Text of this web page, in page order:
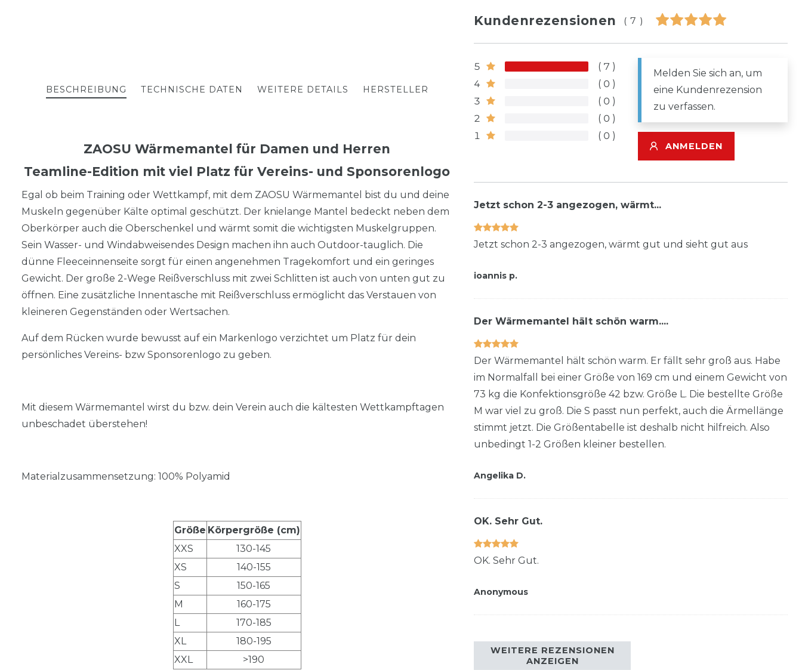
BESCHREIBUNG TECHNISCHE DATEN WEITERE DETAILS HERSTELLER
ZAOSU Wärmemantel für Damen und Herren
Teamline-Edition mit viel Platz für Vereins- und Sponsorenlogo
Egal ob beim Training oder Wettkampf, mit dem ZAOSU Wärmemantel bist du und deine
Muskeln gegenüber Kälte optimal geschützt. Der knielange Mantel bedeckt neben dem
Oberkörper auch die Oberschenkel und wärmt somit die wichtigsten Muskelgruppen.
Sein Wasser- und Windabweisendes Design machen ihn auch Outdoor-tauglich. Die
dünne Fleeceinnenseite sorgt für einen angenehmen Tragekomfort und ein geringes
Gewicht. Der große 2-Wege Reißverschluss mit zwei Schlitten ist auch von unten gut zu
öffnen. Eine zusätzliche Innentasche mit Reißverschluss ermöglicht das Verstauen von
kleineren Gegenständen oder Wertsachen.
Auf dem Rücken wurde bewusst auf ein Markenlogo verzichtet um Platz für dein
persönliches Vereins- bzw Sponsorenlogo zu geben.
Mit diesem Wärmemantel wirst du bzw. dein Verein auch die kältesten Wettkampftagen
unbeschadet überstehen!
Materialzusammensetzung: 100% Polyamid
Größe Körpergröße (cm)
XXS
130-145
XS
140-155
S
150-165
M
160-175
L
170-185
XL
180-195
XXL
>190
Kundenrezensionen (7)
5
7
4
0
3
0
2
0
1
0
Melden Sie sich an, um
eine Kundenrezension
zu verfassen.
ANMELDEN
Jetzt schon 2-3 angezogen, wärmt...
Jetzt schon 2-3 angezogen, wärmt gut und sieht gut aus
ioannis p.
Der Wärmemantel hält schön warm....
Der Wärmemantel hält schön warm. Er fällt sehr groß aus. Habe
im Normalfall bei einer Größe von 169 cm und einem Gewicht von
73 kg die Konfektionsgröße 42 bzw. Größe L. Die bestellte Größe
M war viel zu groß. Die S passt nun perfekt, auch die Ärmellänge
stimmt jetzt. Die Größentabelle ist deshalb nicht hilfreich. Also
unbedingt 1-2 Größen kleiner bestellen.
Angelika D.
OK. Sehr Gut.
OK. Sehr Gut.
Anonymous
WEITERE REZENSIONEN
ANZEIGEN